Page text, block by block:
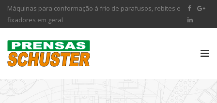
Máquinas para conformação à frio de parafusos, rebites e
fixadores em geral